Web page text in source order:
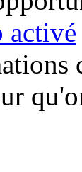
activé